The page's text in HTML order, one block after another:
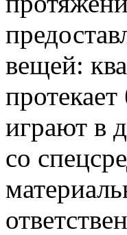
вещей:
играют в
со